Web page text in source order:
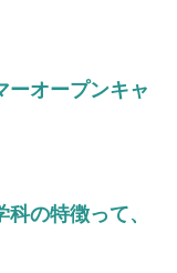
ーオープンキャ
の特徴って、